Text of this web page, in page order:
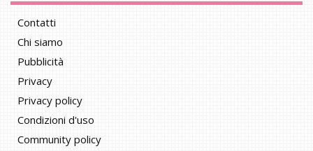
Contatti
Chi siamo
Pubblicità
Privacy
Privacy policy
Condizioni d'uso
Community policy